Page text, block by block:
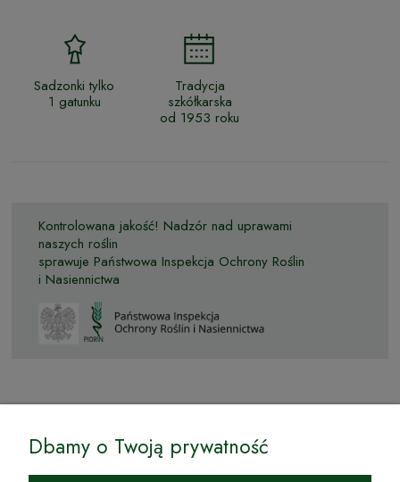
Sadzonki tylko
1 gatunku
Tradycja
szkółkarska
od 1953 roku
Kontrolowana jakość! Nadzór nad uprawami
naszych roślin
sprawuje Państwowa Inspekcja Ochrony Roślin
i Nasiennictwa
Internetowy Sklep Ogrodniczy Podkarpackie Sady to inicjatywa
Dbamy o Twoją prywatność